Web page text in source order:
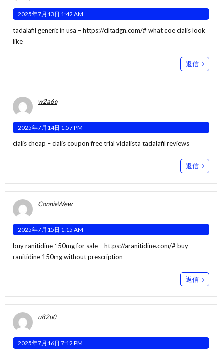
2025年7月13日 1:42 AM
tadalafil generic in usa –https://ciltadgn.com/# what doe cialis look
like
返信
w2a6o
2025年7月14日 1:57 PM
cialis cheap –cialis coupon free trial vidalista tadalafil reviews
返信
ConnieWew
2025年7月15日 1:15 AM
buy ranitidine 150mg for sale –https://aranitidine.com/# buy
ranitidine 150mg without prescription
返信
u82u0
2025年7月16日 7:12 PM